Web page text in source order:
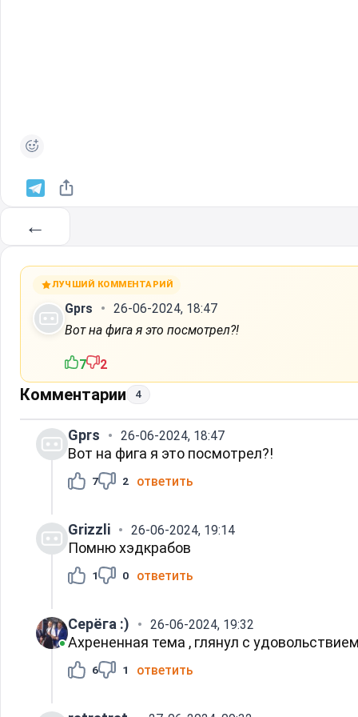
←
ЛУЧШИЙ КОММЕНТАРИЙ
Gprs
26-06-2024, 18:47
Вот на фига я это посмотрел?!
7 2
Комментарии 4
Gprs 26-06-2024, 18:47
Вот на фига я это посмотрел?!
7 2 ответить
Grizzli 26-06-2024, 19:14
Помню хэдкрабов
1 0 ответить
Серёга :) 26-06-2024, 19:32
Ахрененная тема , глянул с
6 1 ответить